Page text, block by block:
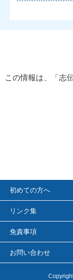
この情報は、「 志
初めての方へ
リンク集
免責事項
お問い合わせ